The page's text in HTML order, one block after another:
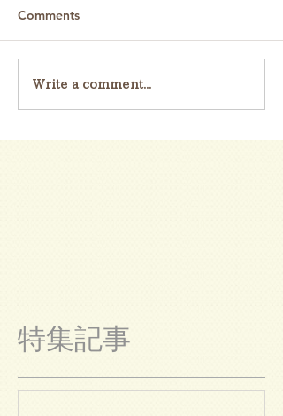
Comments
Write a comment...
特集記事